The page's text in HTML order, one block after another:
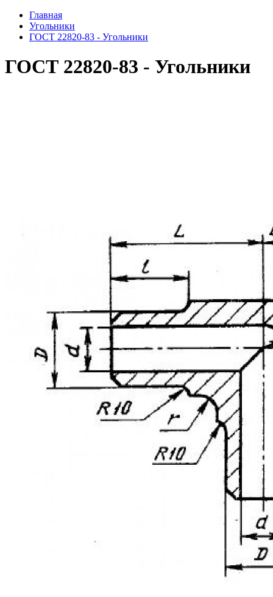
Главная
Угольники
ГОСТ 22820-83 - Угольники
ГОСТ 22820-83 - Угольники